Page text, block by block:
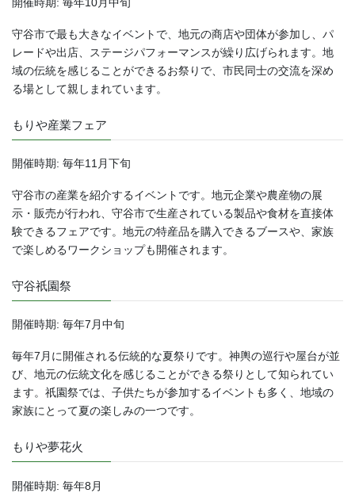
守谷市で最も大きなイベントで、地元の商店や団体が参加し、パ
レードや出店、ステージパフォーマンスが繰り広げられます。地
域の伝統を感じることができるお祭りで、市民同士の交流を深め
る場として親しまれています。
もりや産業フェア
開催時期: 毎年11月下旬
守谷市の産業を紹介するイベントです。地元企業や農産物の展
示・販売が行われ、守谷市で生産されている製品や食材を直接体
験できるフェアです。地元の特産品を購入できるブースや、家族
で楽しめるワークショップも開催されます。
守谷祇園祭
開催時期: 毎年7月中旬
毎年7月に開催される伝統的な夏祭りです。神輿の巡行や屋台が並
び、地元の伝統文化を感じることができる祭りとして知られてい
ます。祇園祭では、子供たちが参加するイベントも多く、地域の
家族にとって夏の楽しみの一つです。
もりや夢花火
開催時期: 毎年8月